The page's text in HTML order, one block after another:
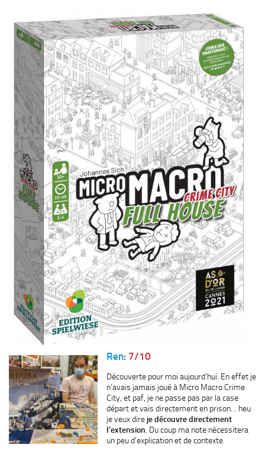
Ren: 7/10
Découverte pour moi aujourd’hui. En effet je
n’avais jamais joué à Micro Macro Crime
City, et paf, je ne passe pas par la case
départ et vais directement en prison… heu
je veux dire je découvre directement
l’extension. Du coup ma note nécessitera
un peu d’explication et de contexte.